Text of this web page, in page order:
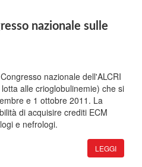
nazionale sulle
nazionale dell'ALCRI
alle crioglobulinemie) che si
e 1 ottobre 2011. La
di acquisire crediti ECM
e nefrologi.
LEGGI